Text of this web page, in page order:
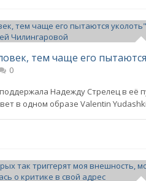
0
Надежду Стрелец в её
в одном образе Valentin